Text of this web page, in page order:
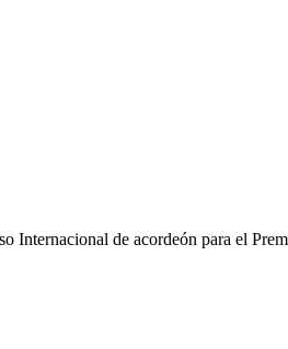
Internacional de acordeón para el